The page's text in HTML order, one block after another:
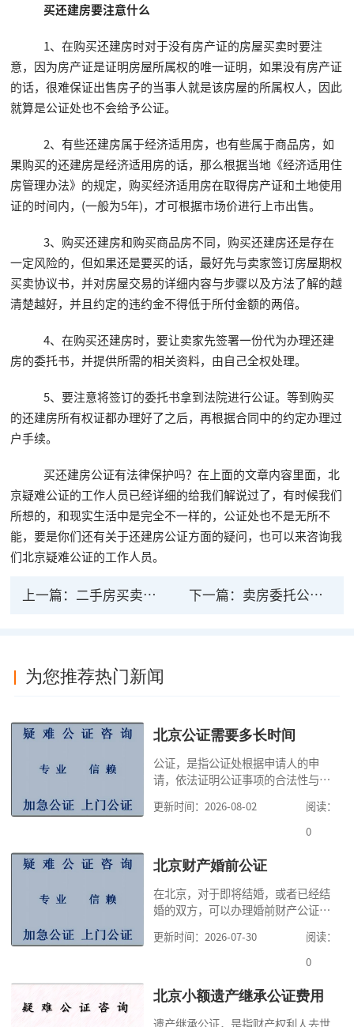
买还建房要注意什么
1、在购买还建房时对于没有房产证的房屋买卖时要注
意，因为房产证是证明房屋所属权的唯一证明，如果没有房产证
的话，很难保证出售房子的当事人就是该房屋的所属权人，因此
就算是公证处也不会给予公证。
2、有些还建房属于经济适用房，也有些属于商品房，如
果购买的还建房是经济适用房的话，那么根据当地《经济适用住
房管理办法》的规定，购买经济适用房在取得房产证和土地使用
证的时间内，(一般为5年)，才可根据市场价进行上市出售。
3、购买还建房和购买商品房不同，购买还建房还是存在
一定风险的，但如果还是要买的话，最好先与卖家签订房屋期权
买卖协议书，并对房屋交易的详细内容与步骤以及方法了解的越
清楚越好，并且约定的违约金不得低于所付金额的两倍。
4、在购买还建房时，要让卖家先签署一份代为办理还建
房的委托书，并提供所需的相关资料，由自己全权处理。
5、要注意将签订的委托书拿到法院进行公证。等到购买
的还建房所有权证都办理好了之后，再根据合同中的约定办理过
户手续。
买还建房公证有法律保护吗？在上面的文章内容里面，北
京疑难公证的工作人员已经详细的给我们解说过了，有时候我们
所想的，和现实生活中是完全不一样的，公证处也不是无所不
能，要是你们还有关于还建房公证方面的疑问，也可以来咨询我
们北京疑难公证的工作人员。
上一篇： 二手房买卖为何需要公证？ 下一篇： 卖房委托公证具有法律效力吗
为您推荐热门新闻
北京公证需要多长时间
公证，是指公证处根据申请人的申
请，依法证明公证事项的合法性与真
高公证事项的效力，固定证据，但是
很多人不知道在北京办理公证需要多
家，办理公证的时候除了需要按照公
道北京公证需要什么材料,北京公证需
要多少钱？北京公
更新时间：2026-08-02
阅读：
0
北京财产婚前公证
在北京，对于即将结婚，或者已经结
婚的双方，可以办理婚前财产公证，
式，可以避免个人财产引发的纠纷，
但是，在北京办理婚前财产公证，除
料外，公证咨询告诉大家，我们有必
更新时间：2026-07-30
阅读：
0
北京小额遗产继承公证费用
遗产继承公证，是指财产权利人去世